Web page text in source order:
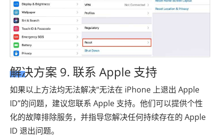
解决方案 9. 联系 Apple 支持
如果以上方法均无法解决“无法在 iPhone 上退出 Apple
ID”的问题，建议您联系 Apple 支持。他们可以提供个性
化的故障排除服务，并指导您解决任何持续存在的 Apple
ID 退出问题。